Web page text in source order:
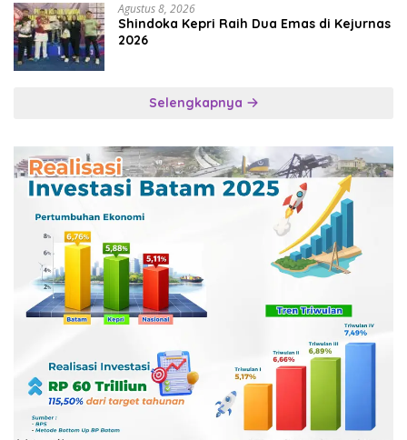
Agustus 8, 2026
Shindoka Kepri Raih Dua Emas di Kejurnas
2026
Selengkapnya